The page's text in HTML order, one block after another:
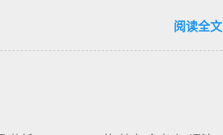
日与神同居的中心 第16章描述每年一次
《利未记》的神学中心： 神愿意居住
“为耶和华”的与“归于亚撒泻勒”的）。
落天使“ 守望者 ”（Aram. ʿîrîn ，参但
以诺历”**与天体秩序。 《梦异之书》
、“祸哉”、义人与恶人的结局等。 提
统，不等同于《一以诺书》。 二、为
阅读全文